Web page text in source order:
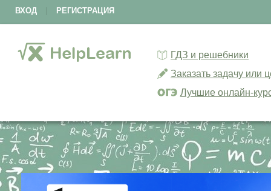
ВХОД РЕГИСТРАЦИЯ
ГДЗ и решебники
Заказать задачу или
Лучшие онлайн-